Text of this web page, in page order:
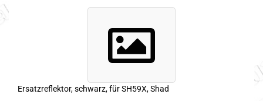
Ersatzreflektor, schwarz, für SH59X, Shad